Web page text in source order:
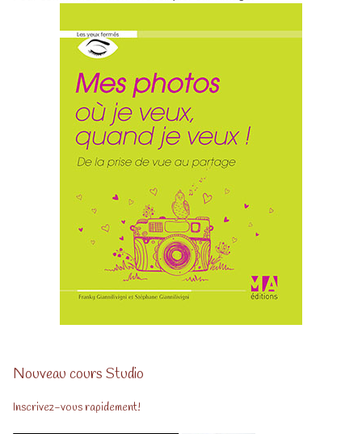
Nouveau cours Studio
Inscrivez-vous rapidement!